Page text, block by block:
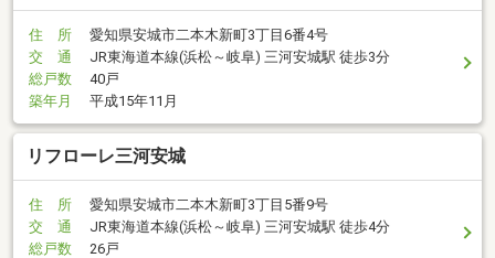
住 所
愛知県安城市二本木新町3丁目6番4号
交 通
JR東海道本線(浜松～岐阜) 三河安城駅 徒歩3分
総戸数
40戸
築年月
平成15年11月
リフローレ三河安城
住 所
愛知県安城市二本木新町3丁目5番9号
交 通
JR東海道本線(浜松～岐阜) 三河安城駅 徒歩4分
総戸数
26戸